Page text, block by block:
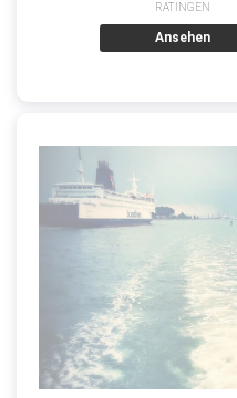
RATINGEN
Ansehen